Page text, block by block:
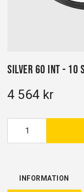
Silver 60 INT - 10
4 564 kr
INFORMATION